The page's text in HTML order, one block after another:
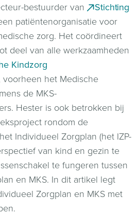
bestuurder van
Stichting
patiëntenorganisatie voor
zorg. Het coördineert
deel van alle werkzaamheden
Kindzorg
voorheen het Medische
de MKS-
Hester is ook betrokken bij
rondom de
Individueel Zorgplan (het IZP-
van kind en gezin te
te fungeren tussen
en MKS. In dit artikel legt
Zorgplan en MKS met